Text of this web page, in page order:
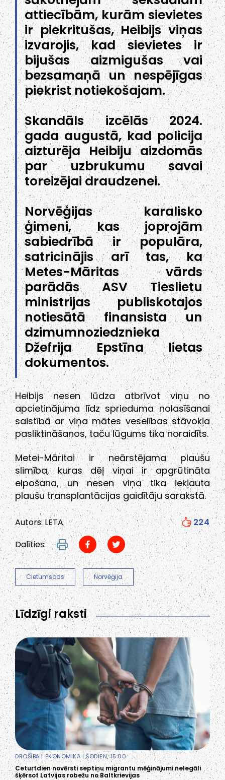
attiecībām, kurām sievietes
ir piekritušas, Heibijs viņas
izvarojis, kad sievietes ir
bijušas aizmigušas vai
bezsamaņā un nespējīgas
piekrist notiekošajam.
Skandāls izcēlās 2024.
gada augustā, kad policija
aizturēja Heibiju aizdomās
par uzbrukumu savai
toreizējai draudzenei.
Norvēģijas karalisko
ģimeni, kas joprojām
sabiedrībā ir populāra,
satricinājis arī tas, ka
Metes-Māritas vārds
parādās ASV Tieslietu
ministrijas publiskotajos
notiesātā finansista un
dzimumnoziedznieka
Džefrija Epstīna lietas
dokumentos.
Heibijs nesen lūdza atbrīvot viņu no
apcietinājuma līdz sprieduma nolasīšanai
saistībā ar viņa mātes veselības stāvokļa
pasliktināšanos, taču lūgums tika noraidīts.
Metei-Māritai ir neārstējama plaušu
slimība, kuras dēļ viņai ir apgrūtināta
elpošana, un nesen viņa tika iekļauta
plaušu transplantācijas gaidītāju sarakstā.
Autors: LETA
224
Dalīties:
Cietumsods Norvēģija
Līdzīgi raksti
DROŠĪBA| EKONOMIKA| ŠODIEN, 15:00
Ceturtdien novērsti septiņu migrantu mēģinājumi nelegāli
šķērsot Latvijas robežu no Baltkrievijas